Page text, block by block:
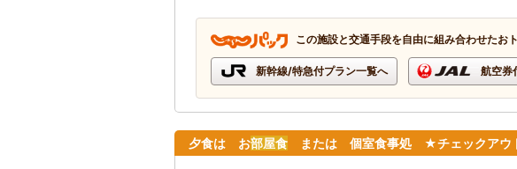
この施設と交通手段を自由に組み合わせたお
新幹線/特急付プラン一覧へ 航空券
夕食は お部屋食 または 個室食事処 ★チェックアウ